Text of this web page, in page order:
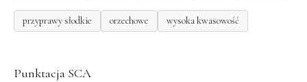
przyprawy słodkie orzechowe wysoka kwasowość
Punktacja SCA